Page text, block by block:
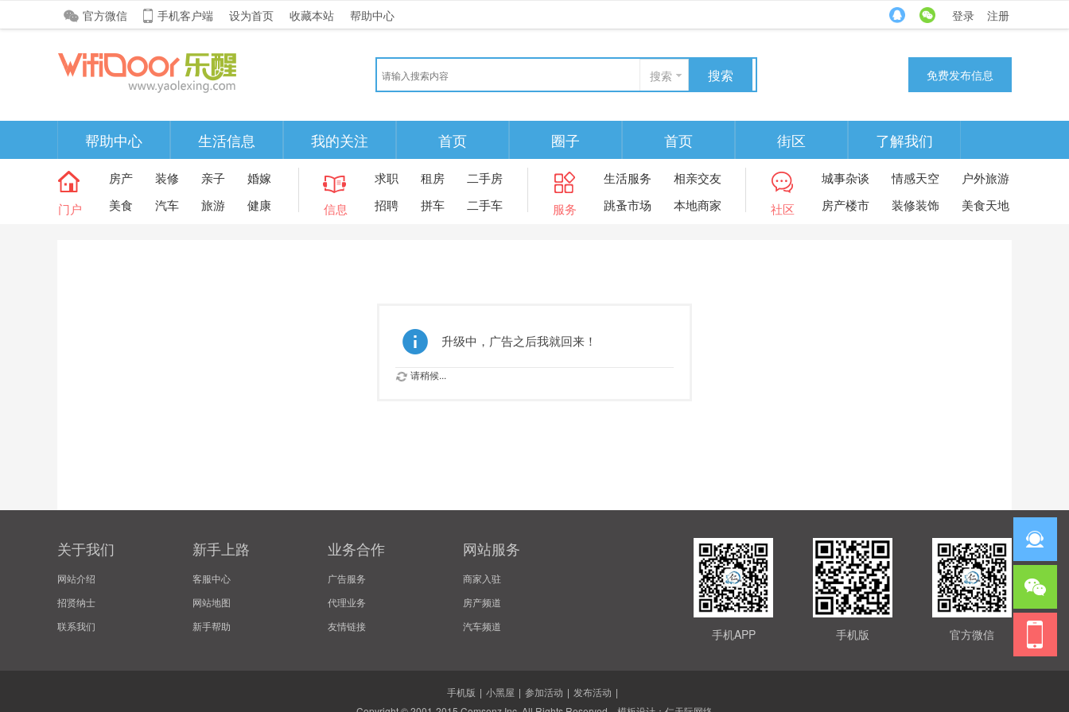
官方微信 手机客户端 设为首页 收藏本站 帮助中心 登录 注册
搜索 搜索 免费发布信息
帮助中心 生活信息 我的关注 首页 圈子 首页 街区 了解我们
门户
房产 装修 亲子
婚嫁
美食
汽车 旅游 健康 信息
求职 租房
二手房
招聘
拼车 二手车 服务
生活服务
相亲交友
跳蚤市场
本地商家 社区
城事杂谈 情感天空
户外旅游
房产楼市
装修装饰 美食天地
升级中，广告之后我就回来！
请稍候...
关于我们
网站介绍
招贤纳士
联系我们
新手上路
客服中心
网站地图
新手帮助
业务合作
广告服务
代理业务
友情链接
网站服务
商家入驻
房产频道
汽车频道
官方微信
手机版
手机APP
手机版 | 小黑屋 | 参加活动 | 发布活动 |